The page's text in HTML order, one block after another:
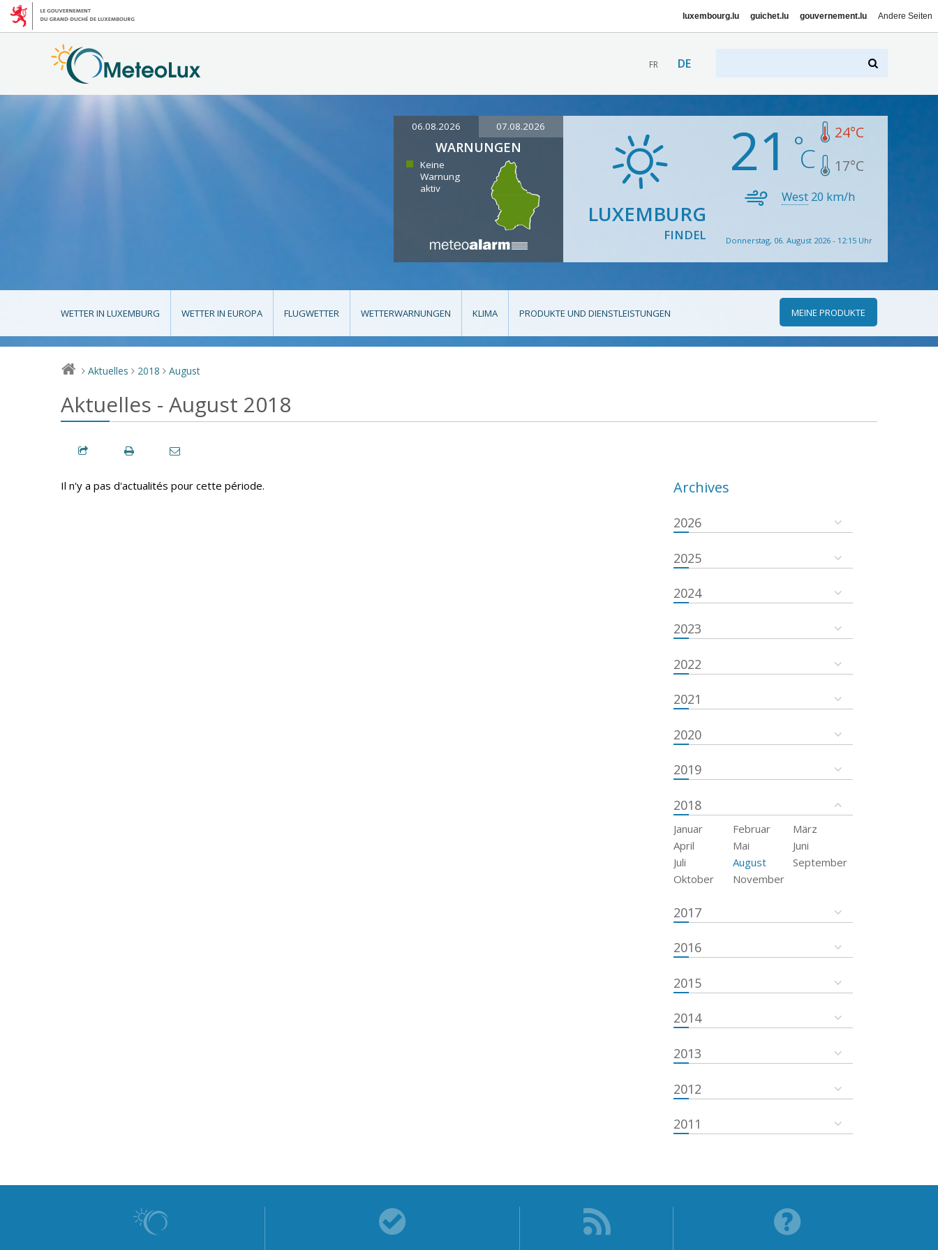
luxembourg.lu guichet.lu gouvernement.lu Andere Seiten
FR DE
06.08.2026 07.08.2026
WARNUNGEN
Keine
Warnung
aktiv
LUXEMBURG
FINDEL
21 24°C
17°C
West 20 km/h
Donnerstag, 06. August 2026 - 12:15 Uhr
WETTER IN LUXEMBURG WETTER IN EUROPA FLUGWETTER WETTERWARNUNGEN KLIMA PRODUKTE UND DIENSTLEISTUNGEN MEINE PRODUKTE
> Aktuelles > 2018 > August
Aktuelles - August 2018
Il n'y a pas d'actualités pour cette période. Archives
2026
2025
2024
2023
2022
2021
2020
2019
2018
Januar Februar
März
April
Mai
Juni
Juli
August
September
Oktober
November
2017
2016
2015
2014
2013
2012
2011